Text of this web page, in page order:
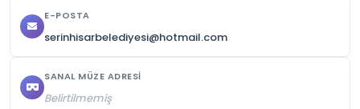
E-POSTA
serinhisarbelediyesi@hotmail.com
SANAL MÜZE ADRESI
Belirtilmemiş